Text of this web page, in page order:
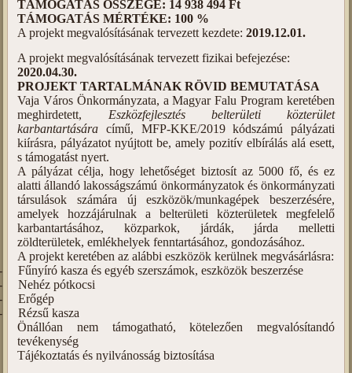
TÁMOGATÁS ÖSSZEGE: 14 938 494 Ft
TÁMOGATÁS MÉRTÉKE: 100 %
A projekt megvalósításának tervezett kezdete:2019.12.01.
A projekt megvalósításának tervezett fizikai befejezése:
2020.04.30.
PROJEKT TARTALMÁNAK RÖVID BEMUTATÁSA
Vaja Város Önkormányzata, a Magyar Falu Program keretében
meghirdetett, Eszközfejlesztés belterületi közterület
karbantartására című, MFP-KKE/2019 kódszámú pályázati
kiírásra, pályázatot nyújtott be, amely pozitív elbírálás alá esett,
s támogatást nyert.
A pályázat célja, hogy lehetőséget biztosít az 5000 fő, és ez
alatti állandó lakosságszámú önkormányzatok és önkormányzati
társulások számára új eszközök/munkagépek beszerzésére,
amelyek hozzájárulnak a belterületi közterületek megfelelő
karbantartásához, közparkok, járdák, járda melletti
zöldterületek, emlékhelyek fenntartásához, gondozásához.
A projekt keretében az alábbi eszközök kerülnek megvásárlásra:
Fűnyíró kasza és egyéb szerszámok, eszközök beszerzése
Nehéz pótkocsi
Erőgép
Rézsű kasza
Önállóan nem támogatható, kötelezően megvalósítandó
tevékenység
Tájékoztatás és nyilvánosság biztosítása